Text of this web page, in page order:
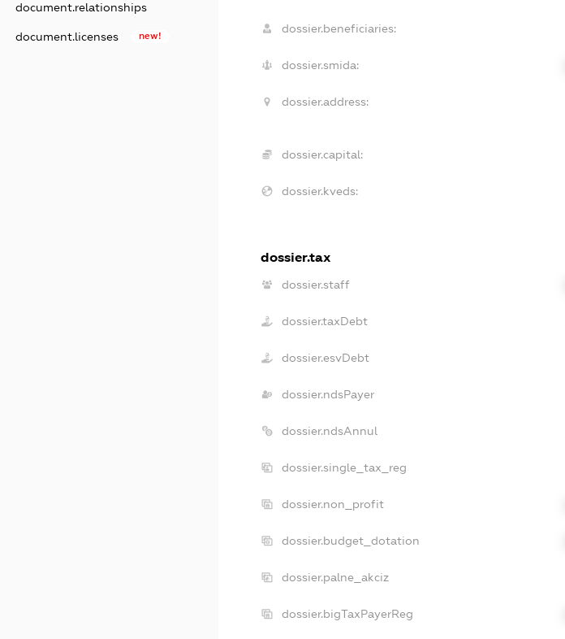
document.relationships
document.licenses new!
dossier.beneficiaries:
dossier.smida:
dossier.address:
dossier.capital:
dossier.kveds:
dossier.tax
dossier.staff
dossier.taxDebt
dossier.esvDebt
dossier.ndsPayer
dossier.ndsAnnul
dossier.single_tax_reg
dossier.non_profit
dossier.budget_dotation
dossier.palne_akciz
dossier.bigTaxPayerReg